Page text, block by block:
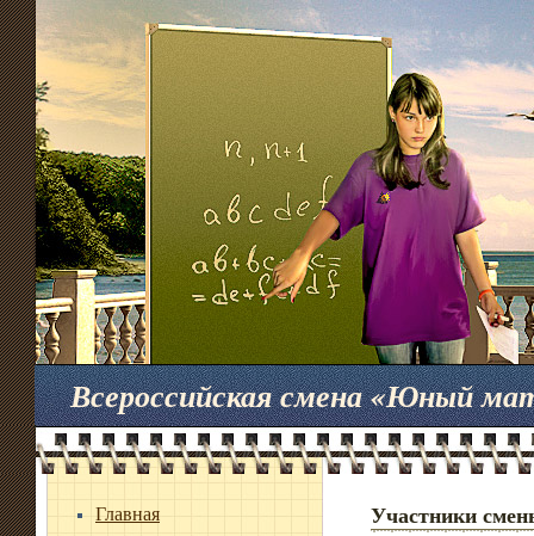
Всероссийская смена «Юный
Главная
Участники